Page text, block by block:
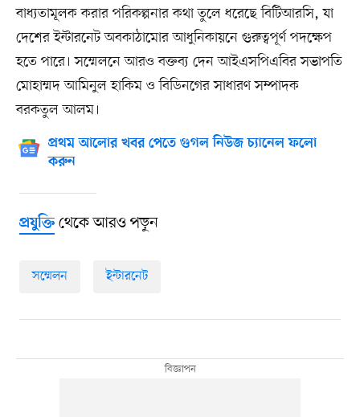
বাধ্যতামূলক করার পরিকল্পনার কথা তুলে ধরেছে বিটিআরসি, যা
দেশের ইন্টারনেট অবকাঠামোর আধুনিকায়নে গুরুত্বপূর্ণ পদক্ষেপ
হতে পারে। সম্মেলনে আরও বক্তব্য দেন আইএসপিএবির সভাপতি
মোহাম্মদ আমিনুল হাকিম ও বিডিনগের সাধারণ সম্পাদক
বরকতুল আলম।
প্রথম আলোর খবর পেতে গুগল নিউজ চ্যানেল ফলো
করুন
প্রযুক্তিথেকে আরও পড়ুন
সম্মেলন ইন্টারনেট